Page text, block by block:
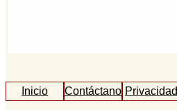
Inicio ContáctanosPrivacidad